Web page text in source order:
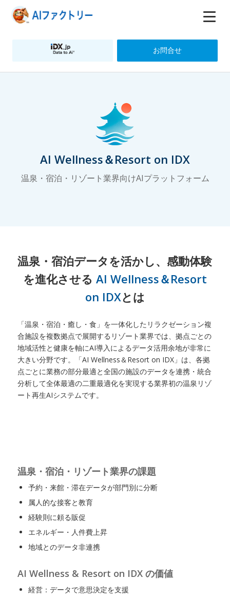
お問合せ
AI Wellness＆Resort on IDX
温泉・宿泊・リゾート業界向けAIプラットフォーム
温泉・宿泊データを活かし、感動体験
を進化させる AI Wellness＆Resort
on IDXとは
「温泉・宿泊・癒し・食」を一体化したリラクゼーション複
合施設を複数拠点で展開するリゾート業界では、拠点ごとの
地域活性と健康を軸にAI導入によるデータ活用余地が非常に
大きい分野です。「AI Wellness＆Resort on IDX」は、各拠
点ごとに業務の部分最適と全国の施設のデータを連携・統合
分析して全体最適の二重最適化を実現する業界初の温泉リゾ
ート再生AIシステムです。
温泉・宿泊・リゾート業界の課題
予約・来館・滞在データが部門別に分断
属人的な接客と教育
経験則に頼る販促
エネルギー・人件費上昇
地域とのデータ非連携
AI Wellness & Resort on IDX の価値
経営：データで意思決定を支援